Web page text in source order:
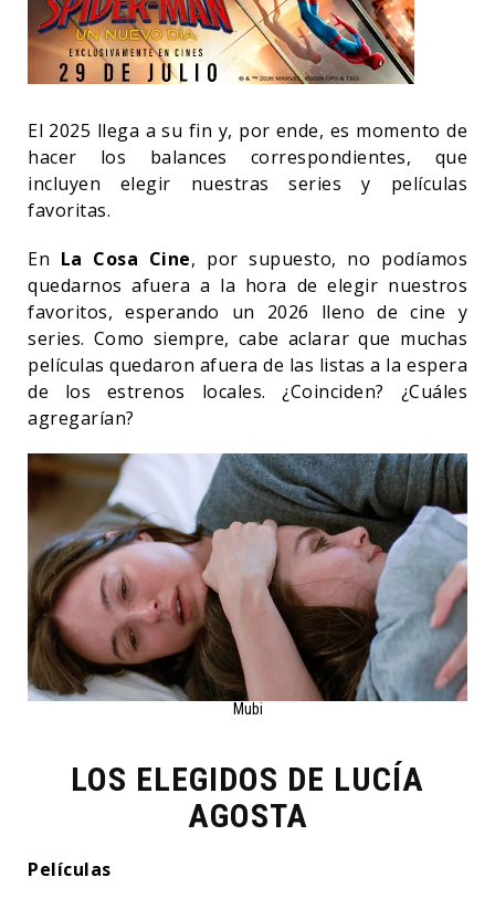
El 2025 llega a su fin y, por ende, es momento de
hacer los balances correspondientes, que
incluyen elegir nuestras series y películas
favoritas.
En La Cosa Cine, por supuesto, no podíamos
quedarnos afuera a la hora de elegir nuestros
favoritos, esperando un 2026 lleno de cine y
series. Como siempre, cabe aclarar que muchas
películas quedaron afuera de las listas a la espera
de los estrenos locales. ¿Coinciden? ¿Cuáles
agregarían?
Mubi
LOS ELEGIDOS DE LUCÍA
AGOSTA
Películas